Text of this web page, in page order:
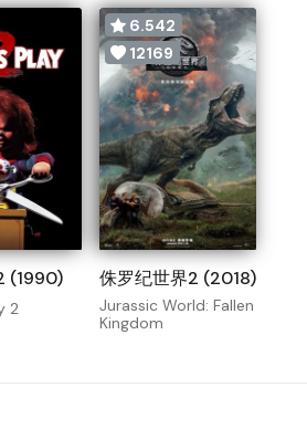
(1990)
2
6.542
12169
侏罗纪世界2 (2018)
Jurassic World: Fallen
Kingdom